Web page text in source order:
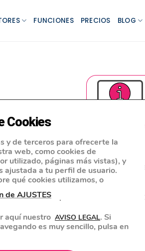
FUNCIONES PRECIOS BLOG
Te recomendamos
Online, contiene gran
y
Cookies
y de terceros para ofrecerte la
web, como cookies de
utilizado, páginas más vistas), y
ajustada a tu perfil de usuario.
qué cookies utilizamos, o
de AJUSTES
.
aquí nuestro AVISO LEGAL. Si
es muy sencillo, pulsa en